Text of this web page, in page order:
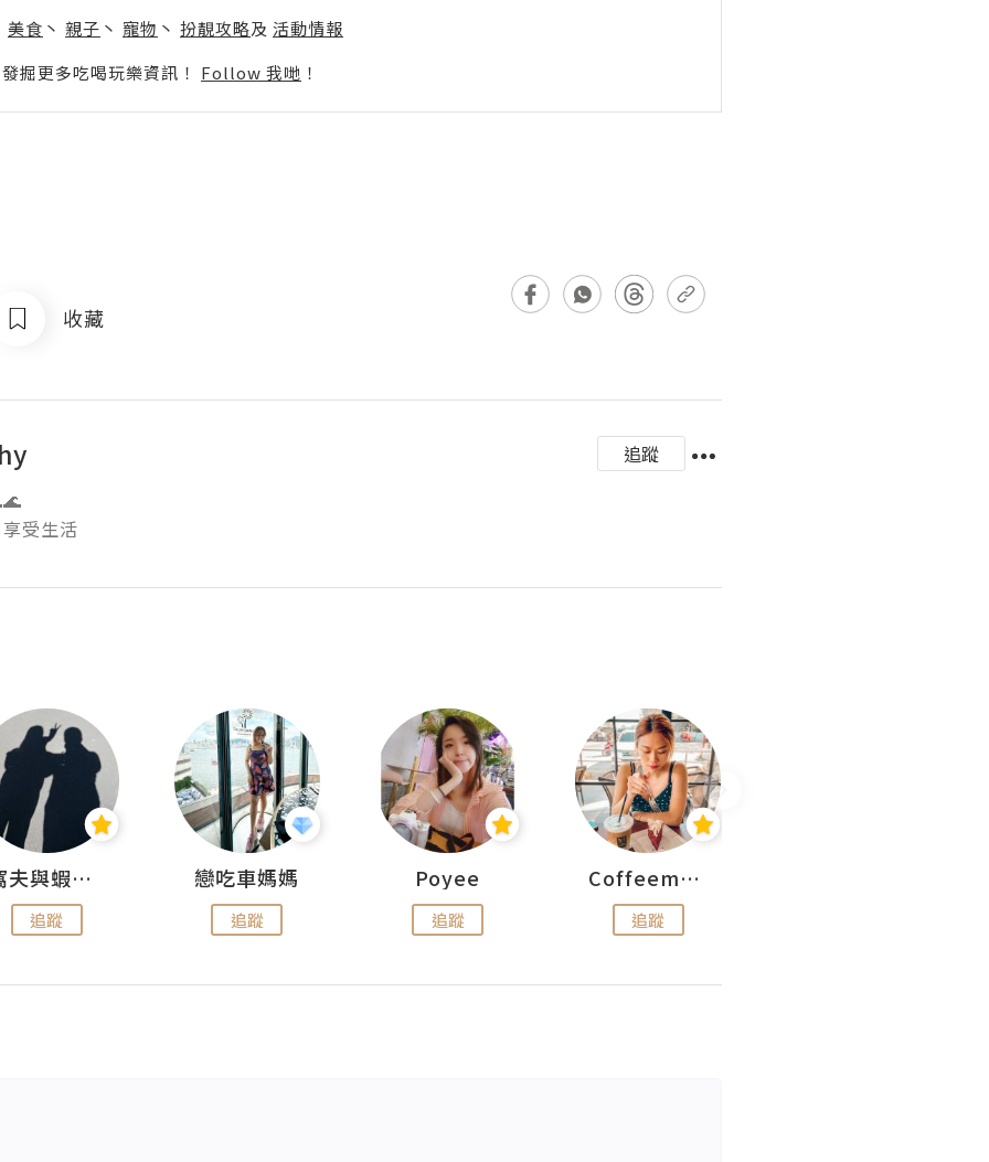
美食 丶 親子 丶 寵物 丶 扮靚攻略及 活動情報
掘更多吃喝玩樂資訊！ Follow 我哋 ！
收藏
追蹤
窩夫與蝦子餅
追蹤
戀吃車媽媽
追蹤
Poyee
追蹤
Coffeemeetjojo
追蹤